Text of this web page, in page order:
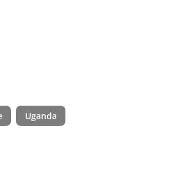
Uganda